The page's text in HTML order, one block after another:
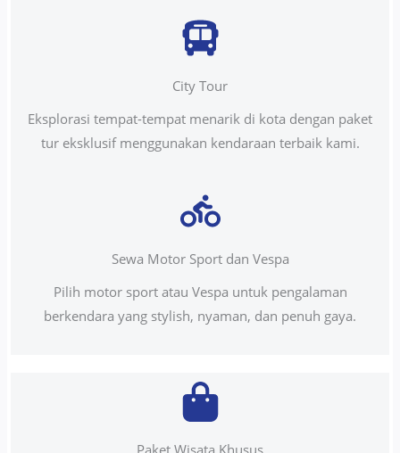
City Tour
Eksplorasi tempat-tempat menarik di kota dengan paket
tur eksklusif menggunakan kendaraan terbaik kami.
Sewa Motor Sport dan Vespa
Pilih motor sport atau Vespa untuk pengalaman
berkendara yang stylish, nyaman, dan penuh gaya.